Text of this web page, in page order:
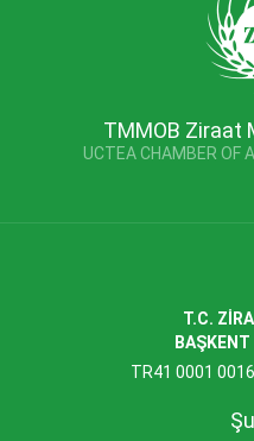
TMMOB Ziraat
UCTEA CHAMBER OF
T.C.
BAŞKENT
TR41 0001